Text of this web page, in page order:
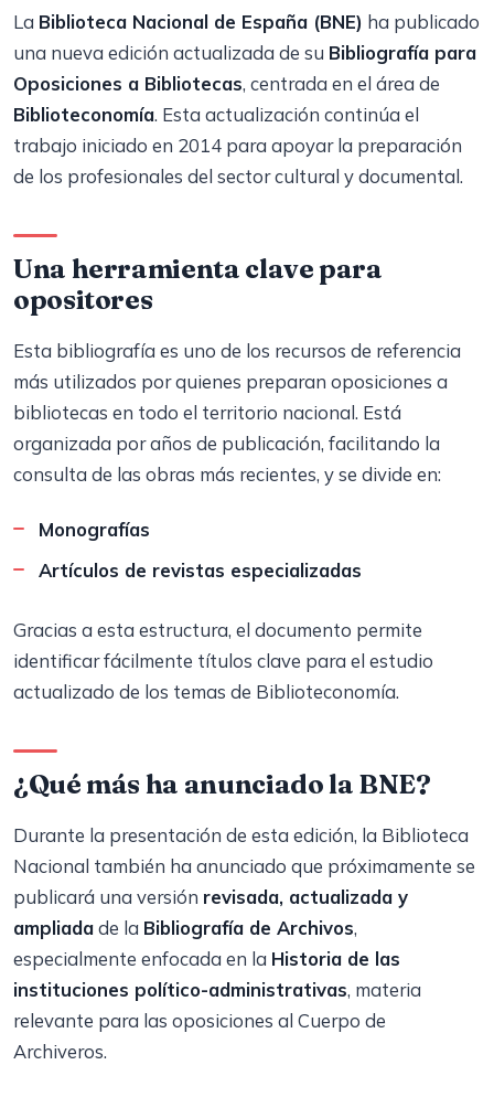
La Biblioteca Nacional de España (BNE) ha publicado
una nueva edición actualizada de su Bibliografía para
Oposiciones a Bibliotecas, centrada en el área de
Biblioteconomía. Esta actualización continúa el
trabajo iniciado en 2014 para apoyar la preparación
de los profesionales del sector cultural y documental.
Una herramienta clave para
opositores
Esta bibliografía es uno de los recursos de referencia
más utilizados por quienes preparan oposiciones a
bibliotecas en todo el territorio nacional. Está
organizada por años de publicación, facilitando la
consulta de las obras más recientes, y se divide en:
Monografías
Artículos de revistas especializadas
Gracias a esta estructura, el documento permite
identificar fácilmente títulos clave para el estudio
actualizado de los temas de Biblioteconomía.
¿Qué más ha anunciado la BNE?
Durante la presentación de esta edición, la Biblioteca
Nacional también ha anunciado que próximamente se
publicará una versión revisada, actualizada y
ampliadade la Bibliografía de Archivos,
especialmente enfocada en la Historia de las
instituciones político-administrativas, materia
relevante para las oposiciones al Cuerpo de
Archiveros.